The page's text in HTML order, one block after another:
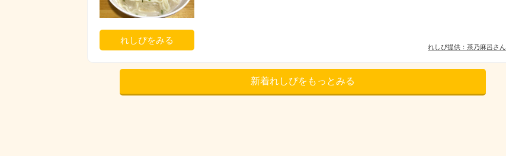
れしぴをみる
れしぴ提供：茶乃麻呂さん
新着れしぴをもっとみる